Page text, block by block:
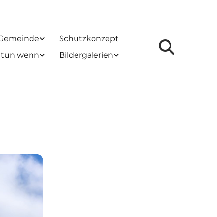
Schutzkonzept
tun wenn
Bildergalerien